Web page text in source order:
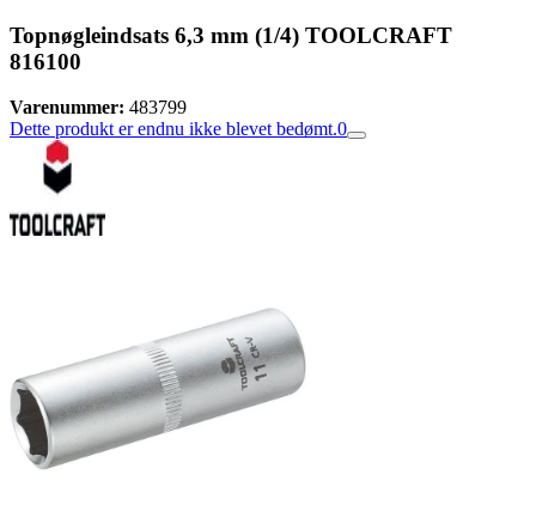
Topnøgleindsats 6,3 mm (1/4) TOOLCRAFT
816100
Varenummer: 483799
Dette produkt er endnu ikke blevet bedømt.0